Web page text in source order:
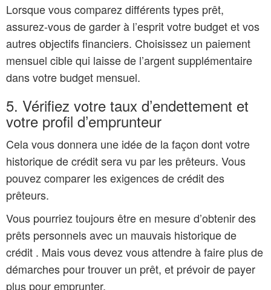
Lorsque vous comparez différents types prêt,
assurez-vous de garder à l’esprit votre budget et vos
autres objectifs financiers. Choisissez un paiement
mensuel cible qui laisse de l’argent supplémentaire
dans votre budget mensuel.
5. Vérifiez votre taux d’endettement et
votre profil d’emprunteur
Cela vous donnera une idée de la façon dont votre
historique de crédit sera vu par les prêteurs. Vous
pouvez comparer les exigences de crédit des
prêteurs.
Vous pourriez toujours être en mesure d’obtenir des
prêts personnels avec un mauvais historique de
crédit . Mais vous devez vous attendre à faire plus de
démarches pour trouver un prêt, et prévoir de payer
plus pour emprunter.